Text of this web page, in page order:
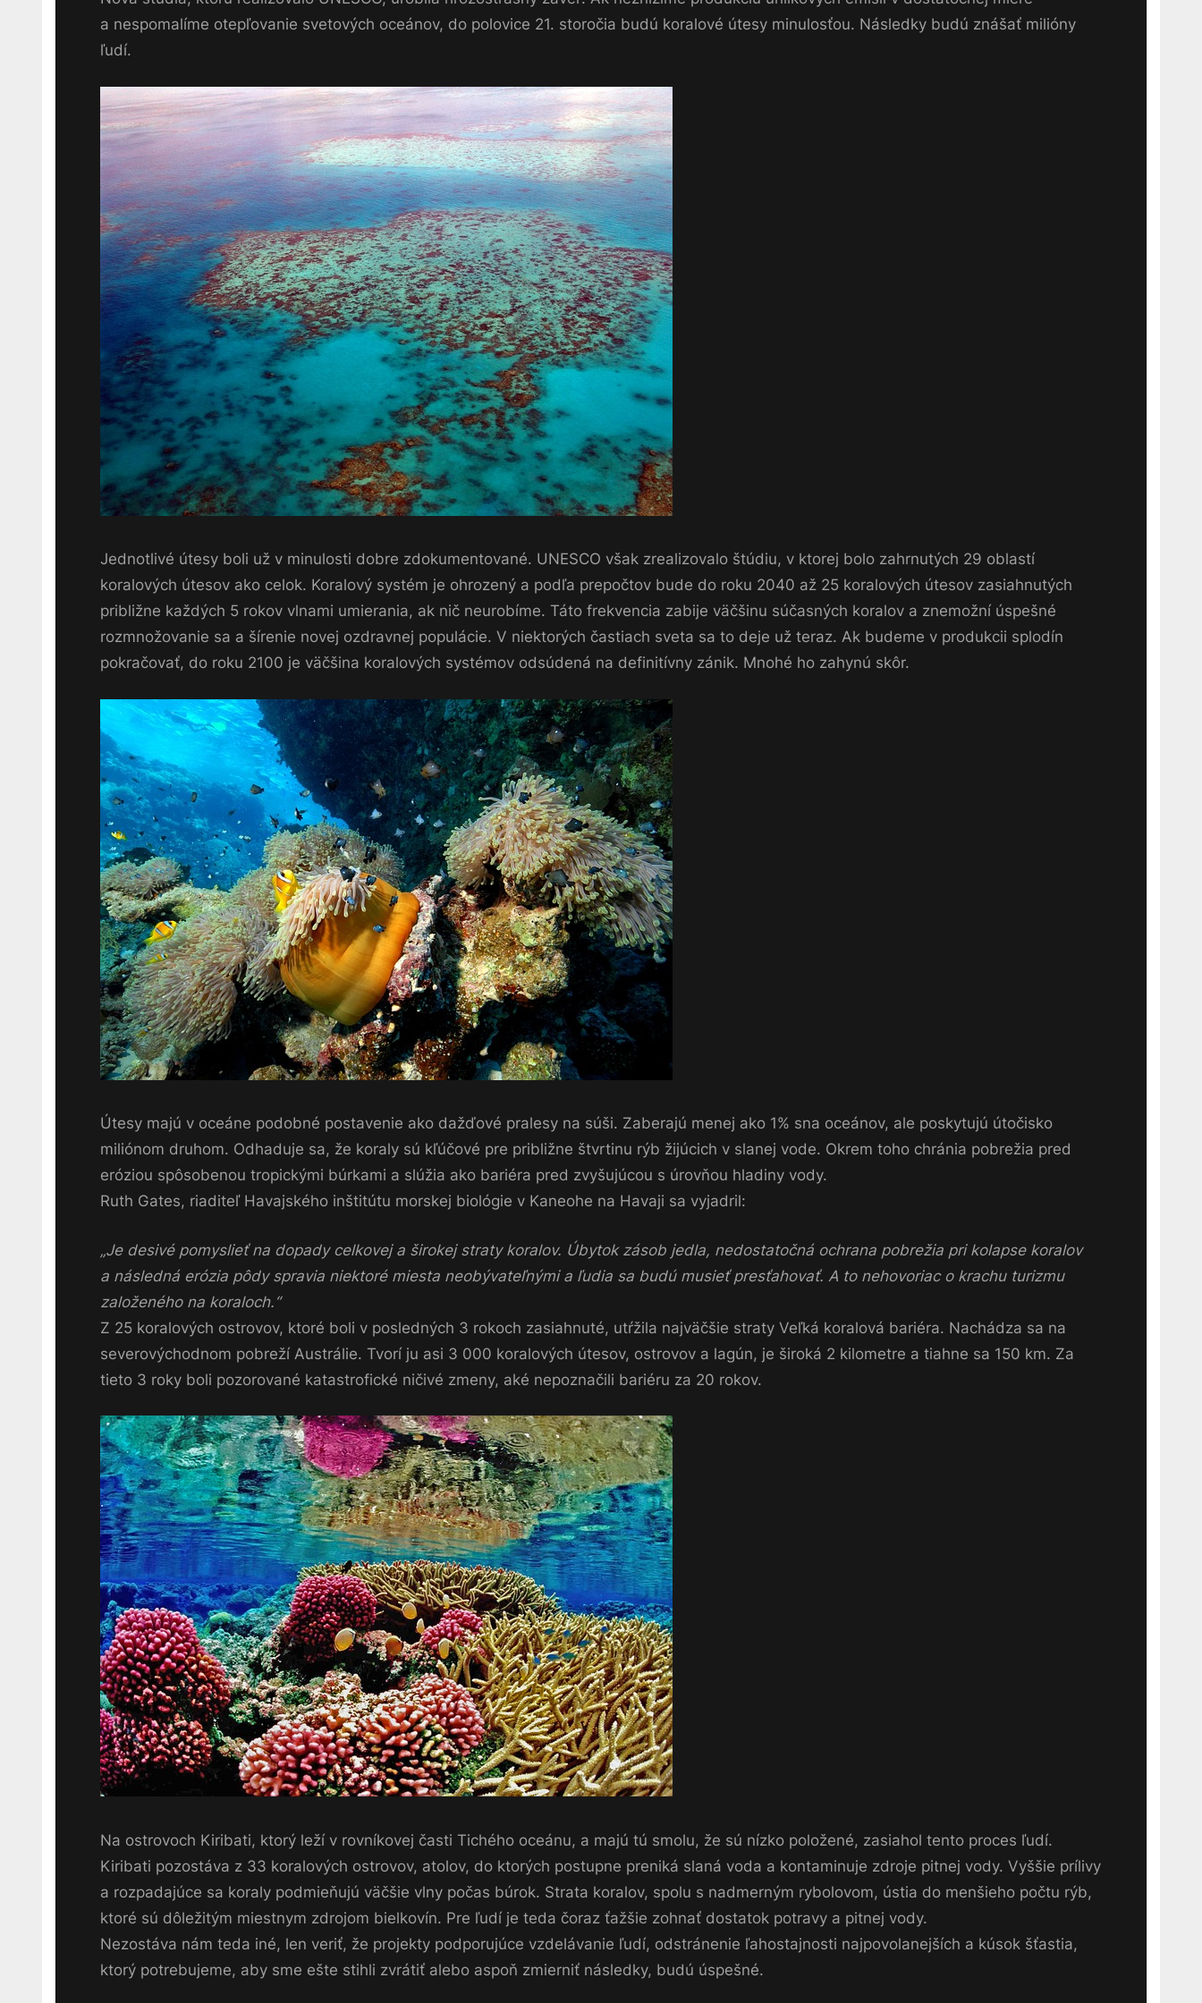
a nespomalíme otepľovanie svetových oceánov, do polovice 21. storočia budú koralové útesy minulosťou. Následky budú znášať milióny
ľudí.
Jednotlivé útesy boli už v minulosti dobre zdokumentované. UNESCO však zrealizovalo štúdiu, v ktorej bolo zahrnutých 29 oblastí
koralových útesov ako celok. Koralový systém je ohrozený a podľa prepočtov bude do roku 2040 až 25 koralových útesov zasiahnutých
približne každých 5 rokov vlnami umierania, ak nič neurobíme. Táto frekvencia zabije väčšinu súčasných koralov a znemožní úspešné
rozmnožovanie sa a šírenie novej ozdravnej populácie. V niektorých častiach sveta sa to deje už teraz. Ak budeme v produkcii splodín
pokračovať, do roku 2100 je väčšina koralových systémov odsúdená na definitívny zánik. Mnohé ho zahynú skôr.
Útesy majú v oceáne podobné postavenie ako dažďové pralesy na súši. Zaberajú menej ako 1% sna oceánov, ale poskytujú útočisko
miliónom druhom. Odhaduje sa, že koraly sú kľúčové pre približne štvrtinu rýb žijúcich v slanej vode. Okrem toho chránia pobrežia pred
eróziou spôsobenou tropickými búrkami a slúžia ako bariéra pred zvyšujúcou s úrovňou hladiny vody.
Ruth Gates, riaditeľ Havajského inštitútu morskej biológie v Kaneohe na Havaji sa vyjadril:
„Je desivé pomyslieť na dopady celkovej a širokej straty koralov. Úbytok zásob jedla, nedostatočná ochrana pobrežia pri kolapse koralov
a následná erózia pôdy spravia niektoré miesta neobývateľnými a ľudia sa budú musieť presťahovať. A to nehovoriac o krachu turizmu
založeného na koraloch.“
Z 25 koralových ostrovov, ktoré boli v posledných 3 rokoch zasiahnuté, utŕžila najväčšie straty Veľká koralová bariéra. Nachádza sa na
severovýchodnom pobreží Austrálie. Tvorí ju asi 3 000 koralových útesov, ostrovov a lagún, je široká 2 kilometre a tiahne sa 150 km. Za
tieto 3 roky boli pozorované katastrofické ničivé zmeny, aké nepoznačili bariéru za 20 rokov.
Na ostrovoch Kiribati, ktorý leží v rovníkovej časti Tichého oceánu, a majú tú smolu, že sú nízko položené, zasiahol tento proces ľudí.
Kiribati pozostáva z 33 koralových ostrovov, atolov, do ktorých postupne preniká slaná voda a kontaminuje zdroje pitnej vody. Vyššie prílivy
a rozpadajúce sa koraly podmieňujú väčšie vlny počas búrok. Strata koralov, spolu s nadmerným rybolovom, ústia do menšieho počtu rýb,
ktoré sú dôležitým miestnym zdrojom bielkovín. Pre ľudí je teda čoraz ťažšie zohnať dostatok potravy a pitnej vody.
Nezostáva nám teda iné, len veriť, že projekty podporujúce vzdelávanie ľudí, odstránenie ľahostajnosti najpovolanejších a kúsok šťastia,
ktorý potrebujeme, aby sme ešte stihli zvrátiť alebo aspoň zmierniť následky, budú úspešné.